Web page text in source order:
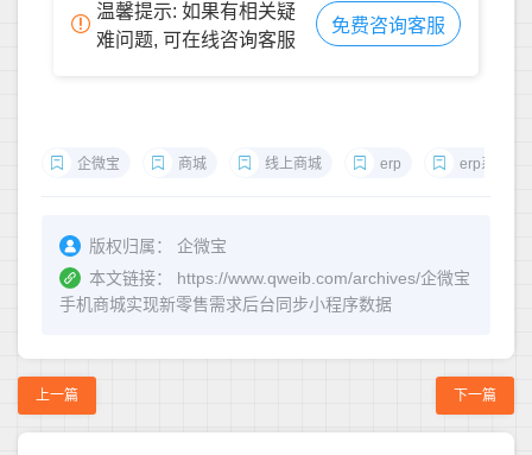
温馨提示: 如果有相关疑
难问题, 可在线咨询客服
免费咨询客服
企微宝 商城 线上商城 erp erp系统
版权归属：
企微宝
本文链接：
https://www.qweib.com/archives/企微宝
手机商城实现新零售需求后台同步小程序数据
上一篇 下一篇